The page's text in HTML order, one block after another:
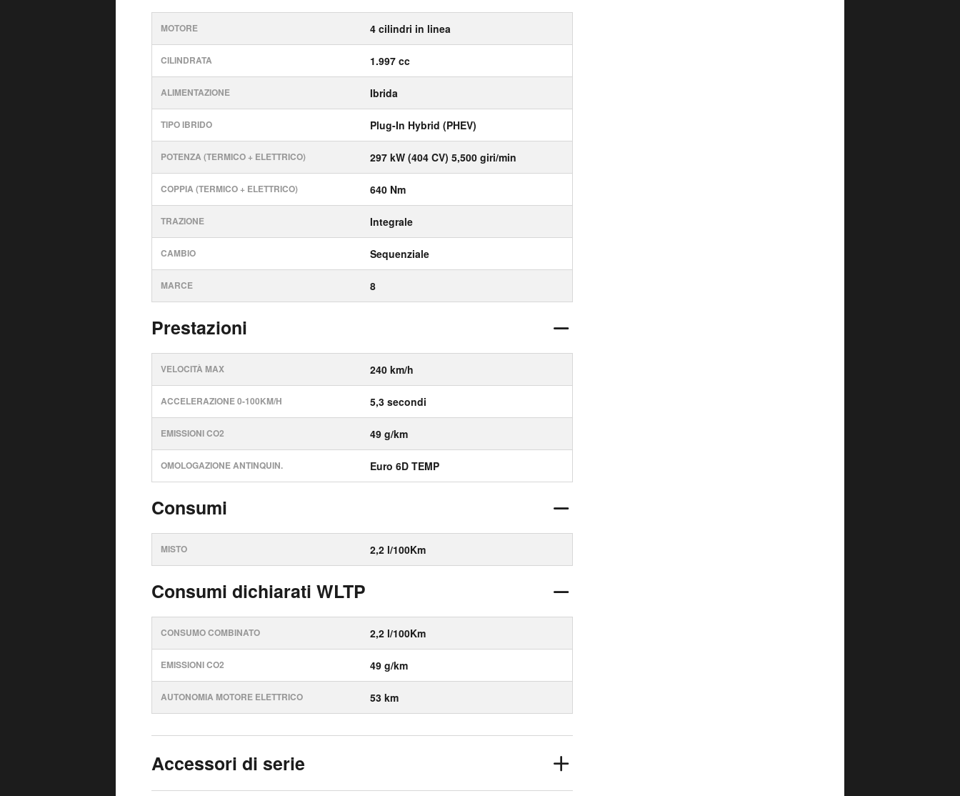
MOTORE 4 cilindri in linea
CILINDRATA 1.997 cc
ALIMENTAZIONE Ibrida
TIPO IBRIDO Plug-In Hybrid (PHEV)
POTENZA (TERMICO + ELETTRICO) 297 kW (404 CV) 5,500 giri/min
COPPIA (TERMICO + ELETTRICO) 640 Nm
TRAZIONE Integrale
CAMBIO Sequenziale
MARCE 8
Prestazioni
VELOCITÀ MAX 240 km/h
ACCELERAZIONE 0-100KM/H 5,3 secondi
EMISSIONI CO2 49 g/km
OMOLOGAZIONE ANTINQUIN. Euro 6D TEMP
Consumi
MISTO 2,2 l/100Km
Consumi dichiarati WLTP
CONSUMO COMBINATO 2,2 l/100Km
EMISSIONI CO2 49 g/km
AUTONOMIA MOTORE ELETTRICO 53 km
Accessori di serie